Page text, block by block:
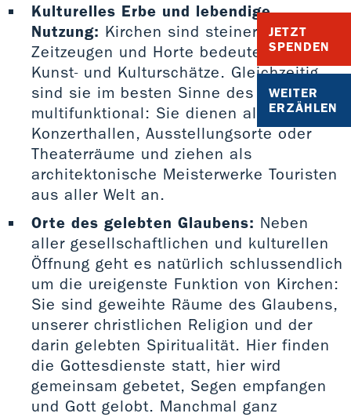
JETZT
SPENDEN
WEITER
ERZÄHLEN
Kulturelles Erbe und lebendige
Nutzung: Kirchen sind steinerne
Zeitzeugen und Horte bedeutender
Kunst- und Kulturschätze. Gleichzeitig
sind sie im besten Sinne des Wortes
multifunktional: Sie dienen als
Konzerthallen, Ausstellungsorte oder
Theaterräume und ziehen als
architektonische Meisterwerke Touristen
aus aller Welt an.
Orte des gelebten Glaubens: Neben
aller gesellschaftlichen und kulturellen
Öffnung geht es natürlich schlussendlich
um die ureigenste Funktion von Kirchen:
Sie sind geweihte Räume des Glaubens,
unserer christlichen Religion und der
darin gelebten Spiritualität. Hier finden
die Gottesdienste statt, hier wird
gemeinsam gebetet, Segen empfangen
und Gott gelobt. Manchmal ganz